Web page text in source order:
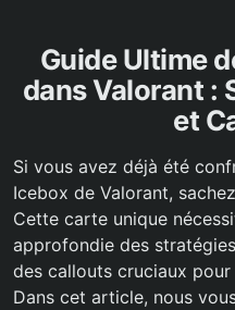
Guide Ultime
dans Valorant :
et
Si vous avez déjà été
Icebox de Valorant,
Cette carte unique
approfondie des
des callouts cruciaux
Dans cet article, nous